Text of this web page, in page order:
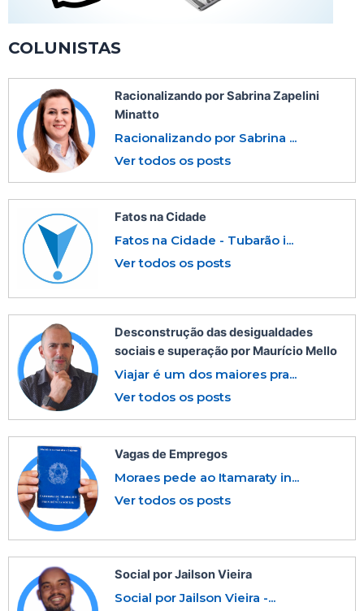
COLUNISTAS
Racionalizando por Sabrina Zapelini
Minatto
Racionalizando por Sabrina ...
Ver todos os posts
Fatos na Cidade
Fatos na Cidade - Tubarão i...
Ver todos os posts
Desconstrução das desigualdades
sociais e superação por Maurício Mello
Viajar é um dos maiores pra...
Ver todos os posts
Vagas de Empregos
Moraes pede ao Itamaraty in...
Ver todos os posts
Social por Jailson Vieira
Social por Jailson Vieira -...